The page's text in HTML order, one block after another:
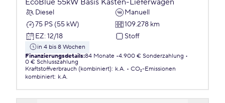
EcoBlue 55kW Basis Kasten-Lieferwagen
Diesel
Manuell
75 PS (55 kW)
109.278 km
EZ: 12/18 Stoff
in 4 bis 8 Wochen
Finanzierungsdetails:84 Monate 4.900 € Sonderzahlung
0 € Schlusszahlung
Kraftstoffverbrauch (kombiniert): k.A.
CO₂-Emissionen
kombiniert: k.A.